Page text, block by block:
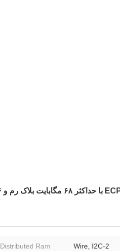
2-Wire, I2C
Distributed Ram: